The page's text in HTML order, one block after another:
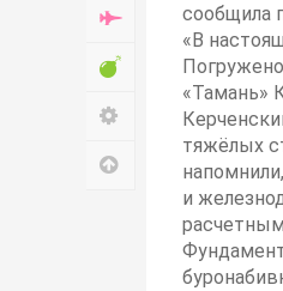
Война
Развлечение
Настройки
Наверх
сообщила
«В
«Тамань»
тяжёлых
и